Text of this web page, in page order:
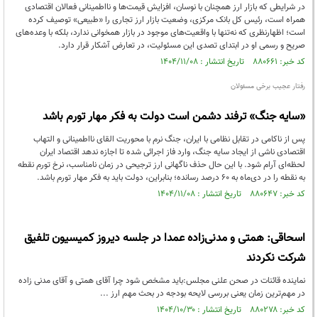
در شرایطی که بازار ارز همچنان با نوسان، افزایش قیمت‌ها و نااطمینانی فعالان اقتصادی
همراه است، رئیس کل بانک مرکزی، وضعیت بازار ارز تجاری را «طبیعی» توصیف کرده
است؛ اظهارنظری که نه‌تنها با واقعیت‌های موجود در بازار همخوانی ندارد، بلکه با وعده‌های
صریح و رسمی او در ابتدای تصدی این مسئولیت، در تعارض آشکار قرار دارد.
کد خبر: ۸۸۰۶۶۱ تاریخ انتشار : ۱۴۰۴/۱۱/۰۸
رفتار عجیب برخی مسئولان
«سایه جنگ» ترفند دشمن است دولت به فکر مهار تورم باشد
پس از ناکامی در تقابل نظامی با ایران، جنگ نرم با محوریت القای نااطمینانی و التهاب
اقتصادی ناشی از ایجاد سایه جنگ، وارد فاز اجرائی شده تا اجازه ندهد اقتصاد ایران
لحظه‌ای آرام شود. با این حال حذف ناگهانی ارز ترجیحی در زمان نامناسب، نرخ تورم نقطه
به نقطه را در دی‌ماه به 60 درصد رسانده؛ بنابراین، دولت باید به فکر مهار تورم باشد.
کد خبر: ۸۸۰۶۴۷ تاریخ انتشار : ۱۴۰۴/۱۱/۰۸
اسحاقی: همتی و مدنی‌زاده عمدا در جلسه دیروز کمیسیون تلفیق
شرکت نکردند
نماینده قائنات در صحن علنی مجلس:باید مشخص شود چرا آقای همتی و آقای مدنی زاده
در مهم‌ترین زمان یعنی بررسی لایحه بودجه در بحث مهم ارز ...
کد خبر: ۸۸۰۲۷۸ تاریخ انتشار : ۱۴۰۴/۱۰/۳۰